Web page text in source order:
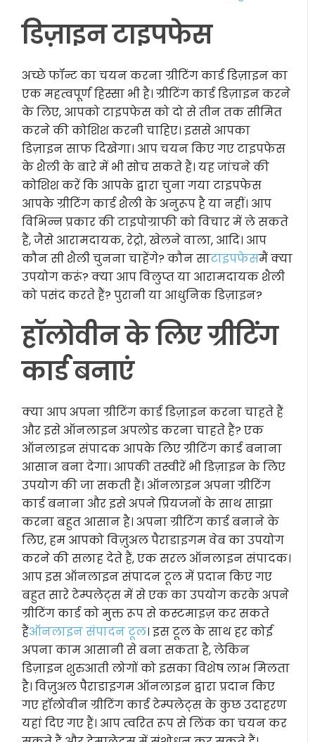
डिज़ाइन टाइपफेस
अच्छे फॉन्ट का चयन करना ग्रीटिंग कार्ड डिज़ाइन का
एक महत्वपूर्ण हिस्सा भी है। ग्रीटिंग कार्ड डिज़ाइन करने
के लिए, आपको टाइपफेस को दो से तीन तक सीमित
करने की कोशिश करनी चाहिए। इससे आपका
डिज़ाइन साफ दिखेगा। आप चयन किए गए टाइपफेस
के शैली के बारे में भी सोच सकते हैं। यह जांचने की
कोशिश करें कि आपके द्वारा चुना गया टाइपफेस
आपके ग्रीटिंग कार्ड शैली के अनुरूप है या नहीं। आप
विभिन्न प्रकार की टाइपोग्राफी को विचार में ले सकते
हैं, जैसे आरामदायक, रेट्रो, खेलने वाला, आदि। आप
कौन सी शैली चुनना चाहेंगे? कौन साटाइपफेसमैं क्या
उपयोग करूं? क्या आप विलुप्त या आरामदायक शैली
को पसंद करते हैं? पुरानी या आधुनिक डिज़ाइन?
हॉलोवीन के लिए ग्रीटिंग
कार्ड बनाएं
क्या आप अपना ग्रीटिंग कार्ड डिज़ाइन करना चाहते हैं
और इसे ऑनलाइन अपलोड करना चाहते हैं? एक
ऑनलाइन संपादक आपके लिए ग्रीटिंग कार्ड बनाना
आसान बना देगा। आपकी तस्वीरें भी डिज़ाइन के लिए
उपयोग की जा सकती हैं। ऑनलाइन अपना ग्रीटिंग
कार्ड बनाना और इसे अपने प्रियजनों के साथ साझा
करना बहुत आसान है। अपना ग्रीटिंग कार्ड बनाने के
लिए, हम आपको विज़ुअल पैराडाइगम वेब का उपयोग
करने की सलाह देते हैं, एक सरल ऑनलाइन संपादक।
आप इस ऑनलाइन संपादन टूल में प्रदान किए गए
बहुत सारे टेम्पलेट्स में से एक का उपयोग करके अपने
ग्रीटिंग कार्ड को मुक्त रूप से कस्टमाइज़ कर सकते
हैंऑनलाइन संपादन टूल। इस टूल के साथ हर कोई
अपना काम आसानी से बना सकता है, लेकिन
डिज़ाइन शुरुआती लोगों को इसका विशेष लाभ मिलता
है। विज़ुअल पैराडाइगम ऑनलाइन द्वारा प्रदान किए
गए हॉलोवीन ग्रीटिंग कार्ड टेम्पलेट्स के कुछ उदाहरण
यहां दिए गए हैं। आप त्वरित रूप से लिंक का चयन कर